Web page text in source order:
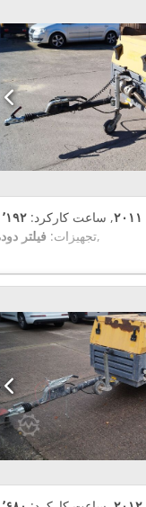
۲۰۱۱, ساعت کارکرد:
تجهیزات: فیلتر ,